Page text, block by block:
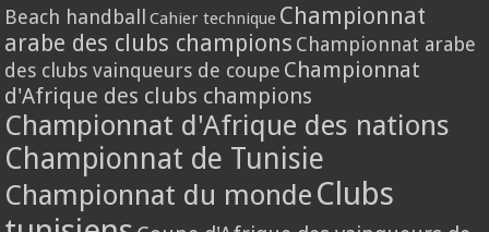
Beach handball Cahier technique Championnat
arabe des clubs champions Championnat arabe
des clubs vainqueurs de coupe Championnat
d'Afrique des clubs champions
Championnat d'Afrique des nations
Championnat de Tunisie
Championnat du monde Clubs